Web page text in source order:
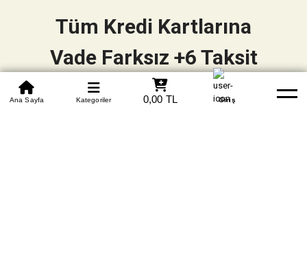
0850 305 09 70
Beden Tablosu Banka Hesapları Whatsapp Yardım
Ana Sayfa Kategoriler 0,00 TL Giriş
Tüm Kredi Kartlarına
Vade Farksız +6 Taksit